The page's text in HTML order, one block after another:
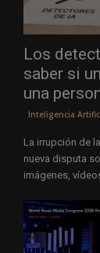
Los
saber si
una
Inteligencia
La irrupción de
nueva disputa
imágenes,